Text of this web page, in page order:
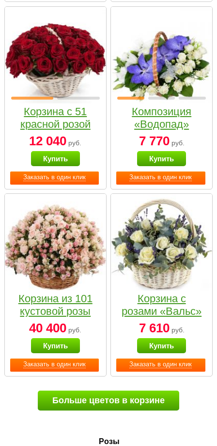
Заказать в один клик
Корзина с 51
красной розой
12 040 руб.
Купить
Заказать в один клик
Композиция
«Водопад»
7 770руб.
Купить
Заказать в один клик
Корзина из 101
кустовой розы
нежных тонов
40 400 руб.
Купить
Заказать в один клик
Корзина с
розами «Вальс»
7 610руб.
Купить
Больше цветов в корзине
Розы